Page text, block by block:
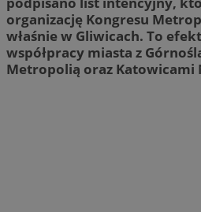
organizację Kongresu
właśnie w Gliwicach. To
współpracy miasta z
Metropolią oraz Katowicami